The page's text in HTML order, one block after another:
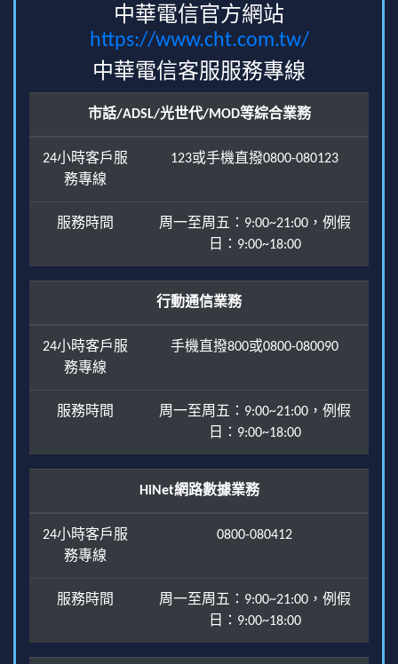
中華電信官方網站
https://www.cht.com.tw/
中華電信客服服務專線
市話/ADSL/光世代/MOD等綜合業務
24小時客戶服
務專線
123或手機直撥0800-080123
服務時間
周一至周五：9:00~21:00，例假
日：9:00~18:00
行動通信業務
24小時客戶服
務專線
手機直撥800或0800-080090
服務時間
周一至周五：9:00~21:00，例假
日：9:00~18:00
HiNet網路數據業務
24小時客戶服
務專線
0800-080412
服務時間
周一至周五：9:00~21:00，例假
日：9:00~18:00